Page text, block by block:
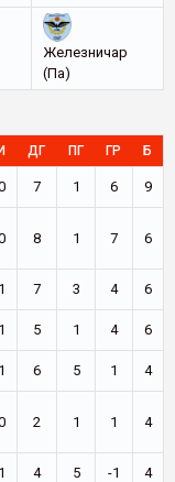
Железничар
(Па)
ДГ ПГ ГР Б
7 1 6 9
8 1 7 6
1 7 3 4 6
1 5 1 4 6
1 6 5 1 4
2 1 1 4
1 4 5 -1 4